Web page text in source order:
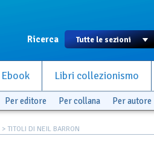
Ricerca
Ebook Libri collezionismo
Per editore Per collana Per autore
> TITOLI DI NEIL BARRON